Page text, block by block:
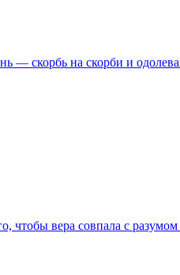
— скорбь на скорби и
чтобы вера совпала с разумом